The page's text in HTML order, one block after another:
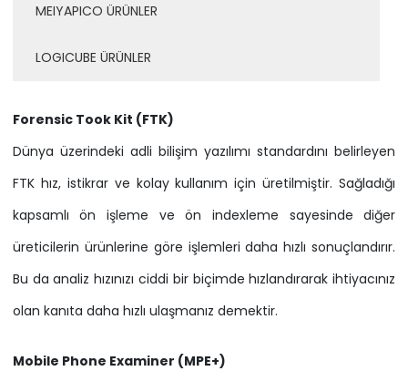
MEIYAPICO ÜRÜNLER
LOGICUBE ÜRÜNLER
Forensic Took Kit (FTK)
Dünya üzerindeki adli bilişim yazılımı standardını belirleyen
FTK hız, istikrar ve kolay kullanım için üretilmiştir. Sağladığı
kapsamlı ön işleme ve ön indexleme sayesinde diğer
üreticilerin ürünlerine göre işlemleri daha hızlı sonuçlandırır.
Bu da analiz hızınızı ciddi bir biçimde hızlandırarak ihtiyacınız
olan kanıta daha hızlı ulaşmanız demektir.
Mobile Phone Examiner (MPE+)